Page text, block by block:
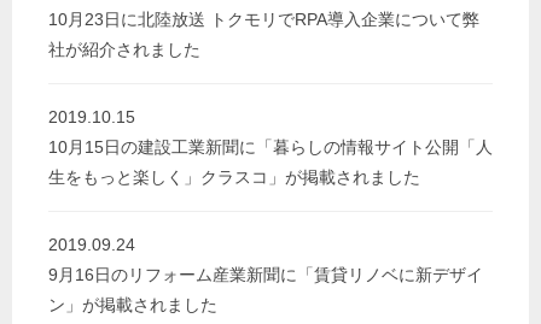
10月23日に北陸放送 トクモリでRPA導入企業について弊
社が紹介されました
2019.10.15
10月15日の建設工業新聞に「暮らしの情報サイト公開「人
生をもっと楽しく」クラスコ」が掲載されました
2019.09.24
9月16日のリフォーム産業新聞に「賃貸リノベに新デザイ
ン」が掲載されました